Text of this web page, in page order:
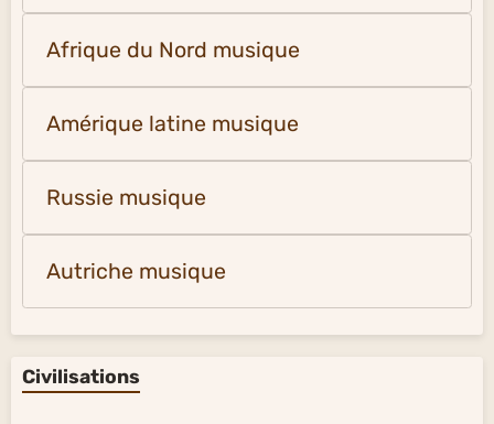
Afrique du Nord musique
Amérique latine musique
Russie musique
Autriche musique
Civilisations